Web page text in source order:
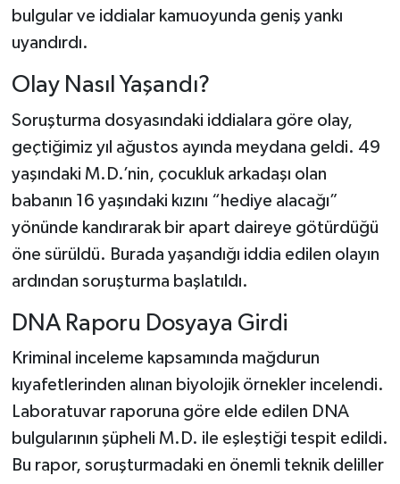
bulgular ve iddialar kamuoyunda geniş yankı
uyandırdı.
Olay Nasıl Yaşandı?
Soruşturma dosyasındaki iddialara göre olay,
geçtiğimiz yıl ağustos ayında meydana geldi. 49
yaşındaki M.D.’nin, çocukluk arkadaşı olan
babanın 16 yaşındaki kızını “hediye alacağı”
yönünde kandırarak bir apart daireye götürdüğü
öne sürüldü. Burada yaşandığı iddia edilen olayın
ardından soruşturma başlatıldı.
DNA Raporu Dosyaya Girdi
Kriminal inceleme kapsamında mağdurun
kıyafetlerinden alınan biyolojik örnekler incelendi.
Laboratuvar raporuna göre elde edilen DNA
bulgularının şüpheli M.D. ile eşleştiği tespit edildi.
Bu rapor, soruşturmadaki en önemli teknik deliller